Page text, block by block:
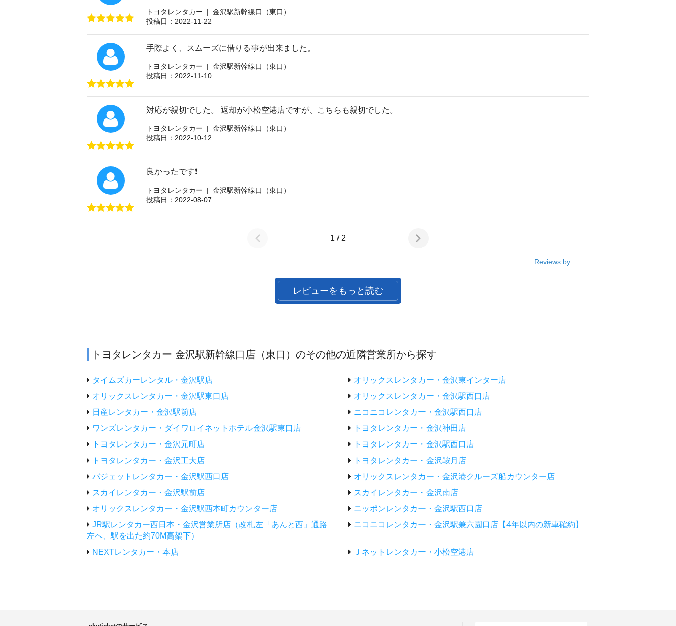
トヨタレンタカー | 金沢駅新幹線口（東口）
投稿日：2022-11-22
手際よく、スムーズに借りる事が出来ました。
トヨタレンタカー | 金沢駅新幹線口（東口）
投稿日：2022-11-10
対応が親切でした。 返却が小松空港店ですが、こちらも親切でした。
トヨタレンタカー | 金沢駅新幹線口（東口）
投稿日：2022-10-12
良かったです❗
トヨタレンタカー | 金沢駅新幹線口（東口）
投稿日：2022-08-07
1 / 2
Reviews by
レビューをもっと読む
トヨタレンタカー 金沢駅新幹線口店（東口）のその他の近隣営業所から探す
タイムズカーレンタル・金沢駅店
オリックスレンタカー・金沢東インター店
オリックスレンタカー・金沢駅東口店
オリックスレンタカー・金沢駅西口店
日産レンタカー・金沢駅前店
ニコニコレンタカー・金沢駅西口店
ワンズレンタカー・ダイワロイネットホテル金沢駅東口店
トヨタレンタカー・金沢神田店
トヨタレンタカー・金沢元町店
トヨタレンタカー・金沢駅西口店
トヨタレンタカー・金沢工大店
トヨタレンタカー・金沢鞍月店
バジェットレンタカー・金沢駅西口店
オリックスレンタカー・金沢港クルーズ船カウンター店
スカイレンタカー・金沢駅前店
スカイレンタカー・金沢南店
オリックスレンタカー・金沢駅西本町カウンター店
ニッポンレンタカー・金沢駅西口店
JR駅レンタカー西日本・金沢営業所店（改札左「あんと西」通路
左へ、駅を出た約70M高架下）
ニコニコレンタカー・金沢駅兼六園口店【4年以内の新車確約】
NEXTレンタカー・本店 Ｊネットレンタカー・小松空港店